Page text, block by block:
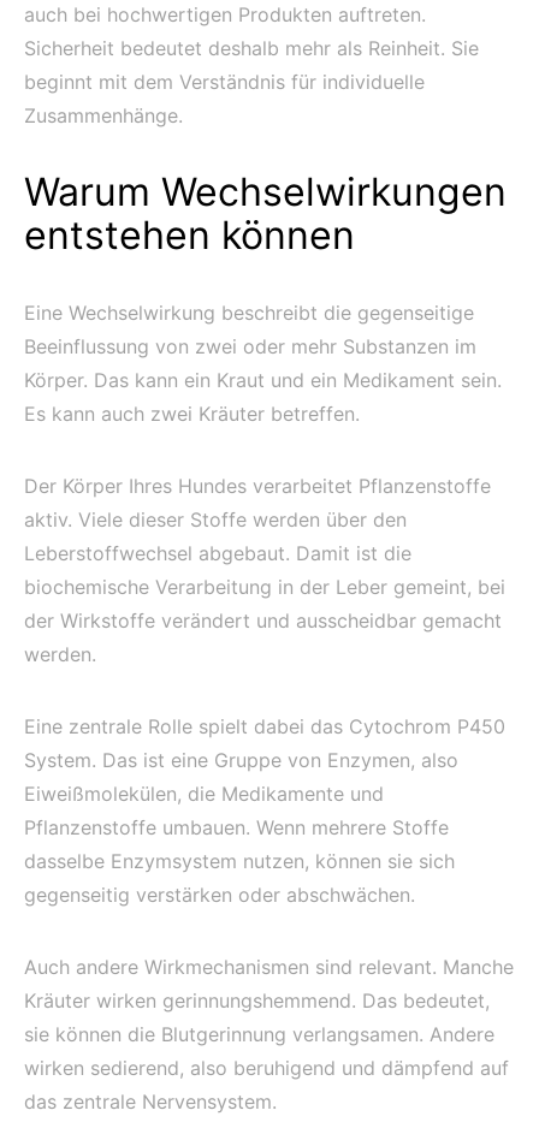
auch bei hochwertigen Produkten auftreten.
Sicherheit bedeutet deshalb mehr als Reinheit. Sie
beginnt mit dem Verständnis für individuelle
Zusammenhänge.
Warum Wechselwirkungen
entstehen können
Eine Wechselwirkung beschreibt die gegenseitige
Beeinflussung von zwei oder mehr Substanzen im
Körper. Das kann ein Kraut und ein Medikament sein.
Es kann auch zwei Kräuter betreffen.
Der Körper Ihres Hundes verarbeitet Pflanzenstoffe
aktiv. Viele dieser Stoffe werden über den
Leberstoffwechsel abgebaut. Damit ist die
biochemische Verarbeitung in der Leber gemeint, bei
der Wirkstoffe verändert und ausscheidbar gemacht
werden.
Eine zentrale Rolle spielt dabei das Cytochrom P450
System. Das ist eine Gruppe von Enzymen, also
Eiweißmolekülen, die Medikamente und
Pflanzenstoffe umbauen. Wenn mehrere Stoffe
dasselbe Enzymsystem nutzen, können sie sich
gegenseitig verstärken oder abschwächen.
Auch andere Wirkmechanismen sind relevant. Manche
Kräuter wirken gerinnungshemmend. Das bedeutet,
sie können die Blutgerinnung verlangsamen. Andere
wirken sedierend, also beruhigend und dämpfend auf
das zentrale Nervensystem.